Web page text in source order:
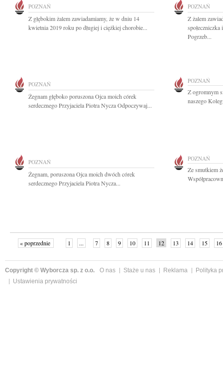
POZNAŃ
Z głębokim żalem zawiadamiamy, że w dniu 14
kwietnia 2019 roku po długiej i ciężkiej chorobie...
POZNAŃ
Z żalem
Pogrzeb...
POZNAŃ
Żegnam głęboko poruszona Ojca moich córek
serdecznego Przyjaciela Piotra Nycza Odpoczywaj...
POZNAŃ
Z ogromnym
naszego
POZNAŃ
Żegnam, poruszona Ojca moich dwóch córek
serdecznego Przyjaciela Piotra Nycza...
POZNAŃ
Ze smutkiem
« poprzednie 1 ... 7 8 9 10 11 12 13 14 15 16
Copyright © Wyborcza sp. z o.o. O nas Staże u nas Reklama
Polityka
Ustawienia prywatności